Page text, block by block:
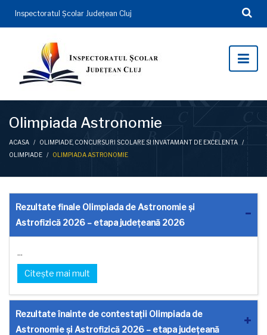
Inspectoratul Şcolar Județean Cluj
Olimpiada Astronomie
ACASA / OLIMPIADE, CONCURSURI SCOLARE SI INVATAMANT DE EXCELENTA /
OLIMPIADE / OLIMPIADA ASTRONOMIE
Rezultate finale Olimpiada de Astronomie și
Astrofizică 2026 – etapa județeană 2026
...
Citește mai mult
Rezultate înainte de contestații Olimpiada de
Astronomie și Astrofizică 2026 – etapa județeană